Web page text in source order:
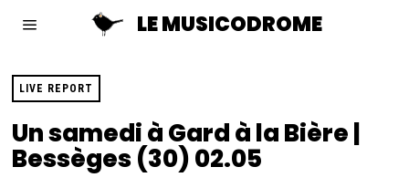
LE MUSICODROME
LIVE REPORT
Un samedi à Gard à la Bière |
Bessèges (30) 02.05